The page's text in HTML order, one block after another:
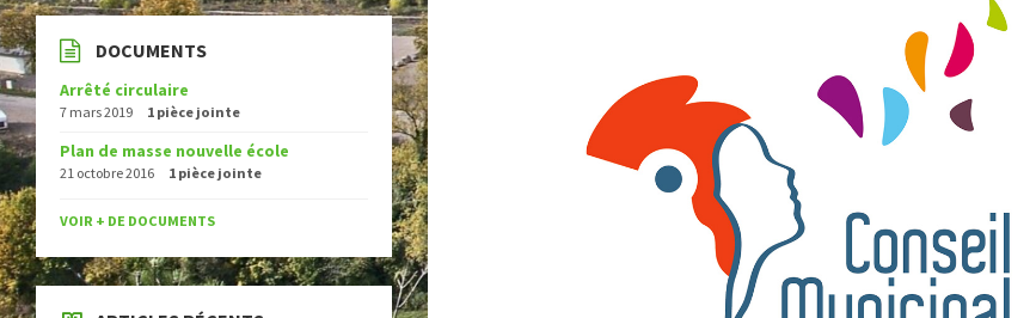
DOCUMENTS
Arrêté circulaire
7 mars 2019 1 pièce jointe
Plan de masse nouvelle école
21 octobre 2016 1 pièce jointe
VOIR + DE DOCUMENTS